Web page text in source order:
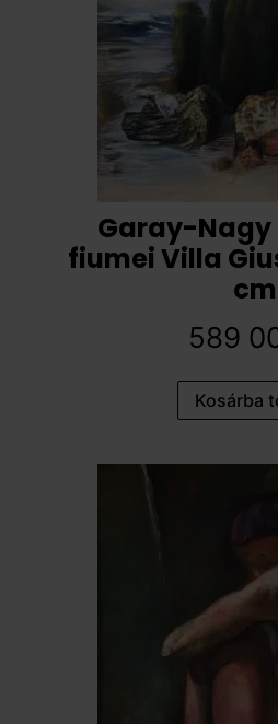
Garay-Nagy
fiumei Villa
589
Kosárba